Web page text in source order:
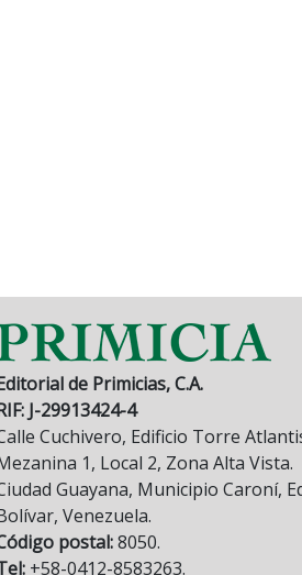
de Primicias, C.A.
J-29913424-4
Cuchivero, Edificio Torre
1, Local 2, Zona Alta Vista.
Guayana, Municipio Caroní,
Venezuela.
postal:8050.
+58-0412-8583263.